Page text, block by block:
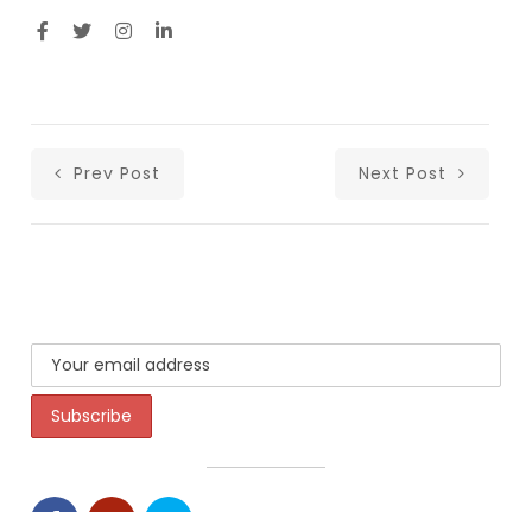
Prev Post Next Post